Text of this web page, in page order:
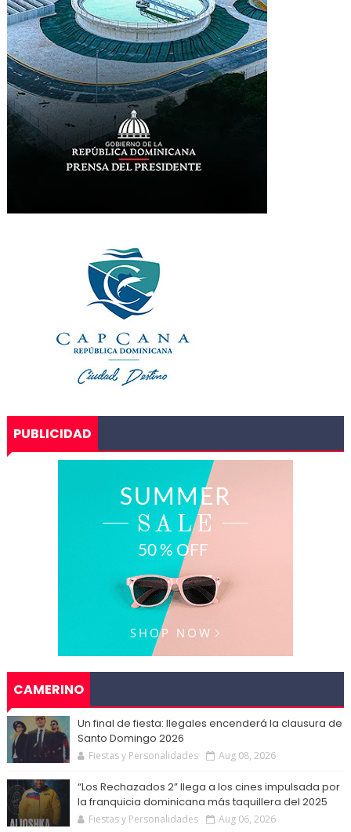
PUBLICIDAD
CAMERINO
Un final de fiesta: Ilegales encenderá la clausura de
Santo Domingo 2026
Fiestas y Personalidades Aug 08, 2026
“Los Rechazados 2” llega a los cines impulsada por
la franquicia dominicana más taquillera del 2025
Fiestas y Personalidades Aug 06, 2026